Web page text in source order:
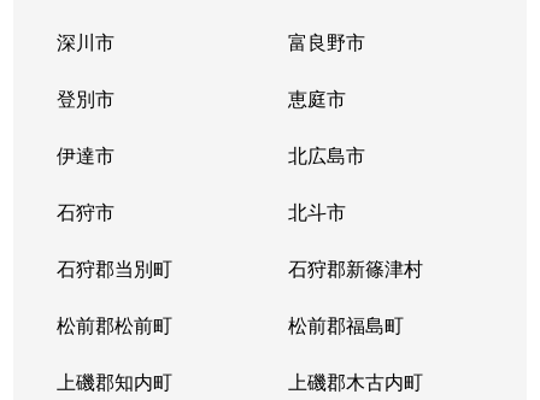
深川市 富良野市
登別市 恵庭市
伊達市 北広島市
石狩市 北斗市
石狩郡当別町 石狩郡新篠津村
松前郡松前町 松前郡福島町
上磯郡知内町 上磯郡木古内町